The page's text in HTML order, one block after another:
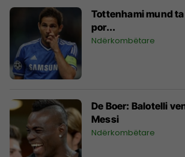
Tottenhami mund
por...
Ndërkombëtare
De Boer: Balotelli
Messi
Ndërkombëtare